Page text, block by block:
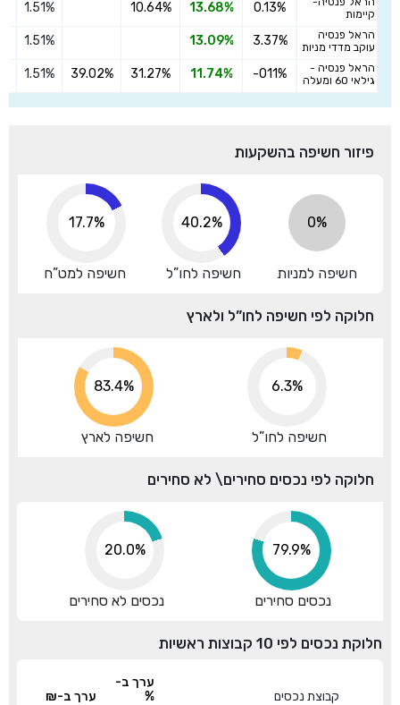
קיימות
0.13%
13.68%
10.64%
1.51%
הראל פנסיה
עוקב מדדי מניות
3.37%
13.09%
1.51%
הראל פנסיה -
גילאי 60 ומעלה
-011%
11.74%
31.27%
39.02%
1.51%
פיזור חשיפה בהשקעות
0%
חשיפה למניות
40.2%
חשיפה לחו”ל
17.7%
חשיפה למט”ח
חלוקה לפי חשיפה לחו”ל ולארץ
6.3%
חשיפה לחו”ל
91.8%
חשיפה לארץ
חלוקה לפי נכסים סחירים\ לא סחירים
79.9%
נכסים סחירים
20.0%
נכסים לא סחירים
חלוקת נכסים לפי 10 קבוצות ראשיות
קבוצת נכסים
ערך ב-
%
ערך ב-₪